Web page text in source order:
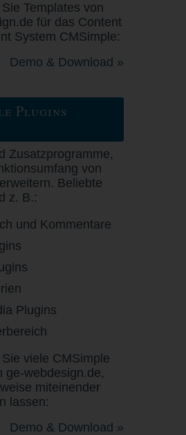
Templates von
für das Content
System CMSimple:
Demo & Download »
Plugins
Zusatzprogramme,
von
Beliebte
z. B.:
und Kommentare
Plugins
viele CMSimple
ge-webdesign.de,
miteinender
lassen:
Demo & Download »